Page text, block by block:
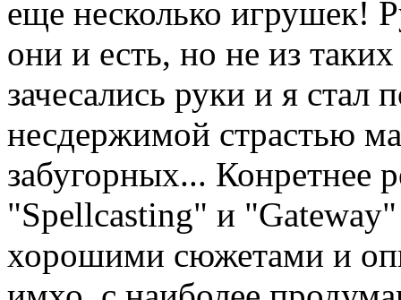
еще несколько игрушек!
они и есть, но не из
зачесались руки и я стал
несдержимой страстью
забугорных... Конретнее
"Spellcasting" и
хорошими сюжетами и